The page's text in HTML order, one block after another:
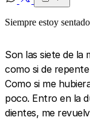
Siempre estoy
Son las siete de la
como si de
Como si me
poco. Entro en la
dientes, me